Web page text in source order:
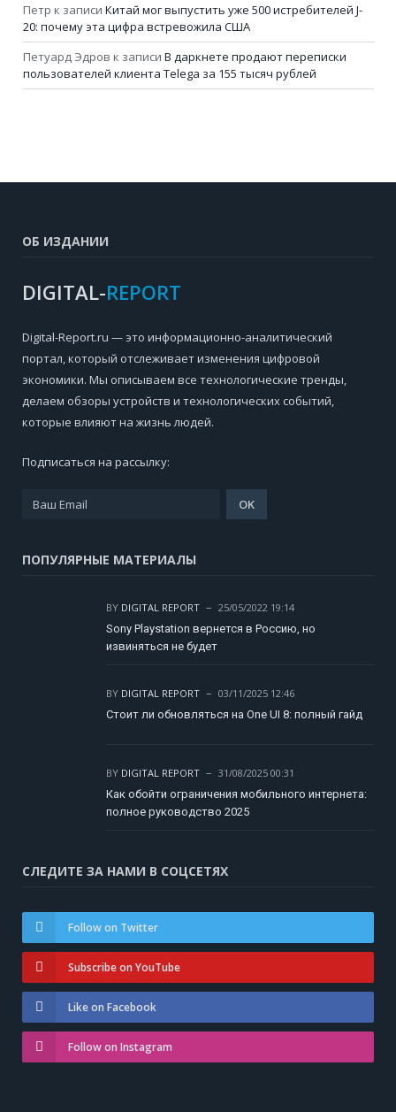
Петр к записи Китай мог выпустить уже 500 истребителей J-
20: почему эта цифра встревожила США
Петуард Эдров к записи В даркнете продают переписки
пользователей клиента Telega за 155 тысяч рублей
ОБ ИЗДАНИИ
DIGITAL-REPORT
Digital-Report.ru — это информационно-аналитический
портал, который отслеживает изменения цифровой
экономики. Мы описываем все технологические тренды,
делаем обзоры устройств и технологических событий,
которые влияют на жизнь людей.
Подписаться на рассылку:
ПОПУЛЯРНЫЕ МАТЕРИАЛЫ
BY DIGITAL REPORT
25/05/2022 19:14
Sony Playstation вернется в Россию, но
извиняться не будет
BY DIGITAL REPORT
03/11/2025 12:46
Стоит ли обновляться на One UI 8: полный гайд
BY DIGITAL REPORT
31/08/2025 00:31
Как обойти ограничения мобильного интернета:
полное руководство 2025
СЛЕДИТЕ ЗА НАМИ В СОЦСЕТЯХ
Follow on Twitter
Subscribe on YouTube
Like on Facebook
Follow on Instagram